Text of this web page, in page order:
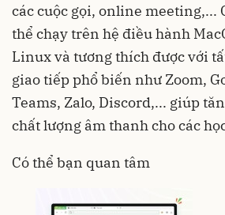
các cuộc gọi, online meeting,...
thể chạy trên hệ điều hành
Linux và tương thích được với
giao tiếp phổ biến như Zoom,
Teams, Zalo, Discord,... giúp
chất lượng âm thanh cho các
Có thể bạn quan tâm